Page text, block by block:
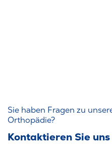
Sie haben Fragen zu
Orthopädie?
Kontaktieren Sie uns